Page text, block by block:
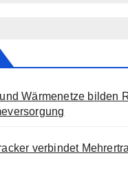
Wärmenetze bilden
verbindet